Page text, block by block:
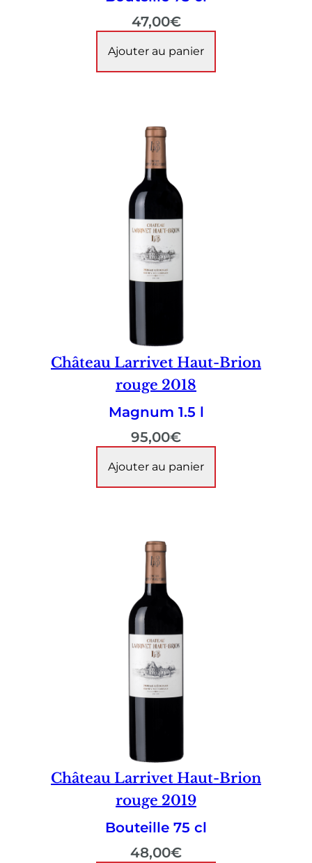
47,00€
Ajouter au panier
Château Larrivet Haut-Brion
rouge 2018
Magnum 1.5 l
95,00€
Ajouter au panier
Château Larrivet Haut-Brion
rouge 2019
Bouteille 75 cl
48,00€